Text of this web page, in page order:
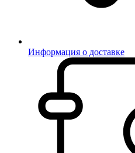
Информация о доставке